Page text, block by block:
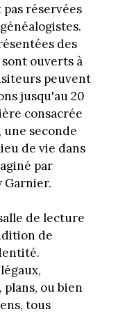
réservées
des
ouverts à
peuvent
jusqu'au 20
consacrée
une seconde
de vie dans
par
Garnier.
de lecture
de
ou bien
tous